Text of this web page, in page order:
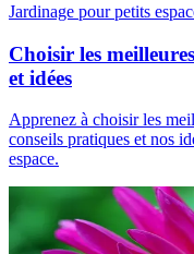
Jardinage pour petits
Choisir les
et idées
Apprenez à choisir les
conseils pratiques et nos
espace.